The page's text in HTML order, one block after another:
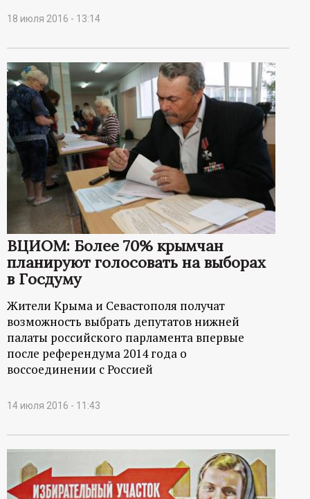
18 июля 2016 - 13:14
ВЦИОМ: Более 70% крымчан
планируют голосовать на выборах
в Госдуму
Жители Крыма и Севастополя получат
возможность выбрать депутатов нижней
палаты российского парламента впервые
после референдума 2014 года о
воссоединении с Россией
14 июля 2016 - 11:43